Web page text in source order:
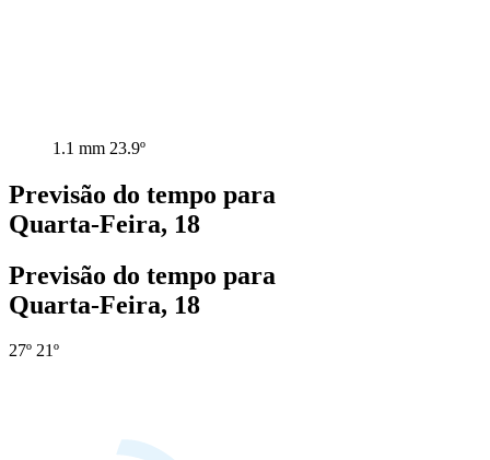
1.1 mm 23.9º
Previsão do tempo para
Quarta-Feira, 18
Previsão do tempo para
Quarta-Feira, 18
27º 21º